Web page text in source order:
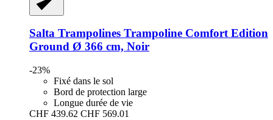
Salta Trampolines Trampoline Comfort Edition
Ground Ø 366 cm, Noir
-23%
Fixé dans le sol
Bord de protection large
Longue durée de vie
CHF 439.62 CHF 569.01